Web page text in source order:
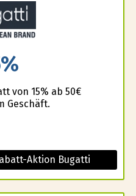
von 15% ab 50€
Geschäft.
Aktion Bugatti